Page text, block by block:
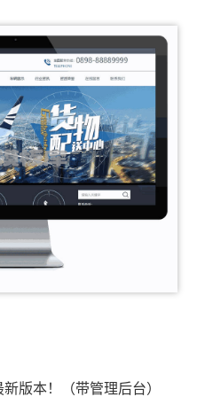
版本！（带管理后台）